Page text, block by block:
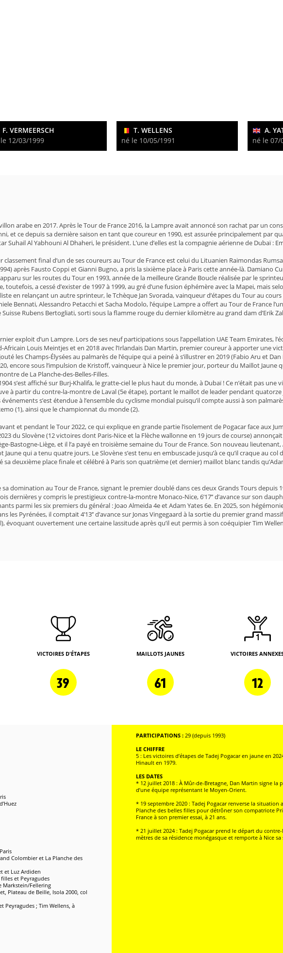
F. VERMEERSCH
12/03/1999
T. WELLENS
né le 10/05/1991
A.
né le 07/
arabe en 2017. Après le Tour de France 2016, la Lampre avait annoncé son rachat par un
et ce depuis sa dernière saison en tant que coureur en 1990, est assurée principalement par
Al Yabhouni Al Dhaheri, le président. L’une d’elles est la compagnie aérienne de Dubaï :
final d’un de ses coureurs au Tour de France est celui du Lituanien Raimondas
après Fausto Coppi et Gianni Bugno, a pris la sixième place à Paris cette année-là. Damiano
sur les routes du Tour en 1993, année de la meilleure Grande Boucle réalisée par le
a cessé d’exister de 1997 à 1999, au gré d’une fusion éphémère avec la Mapei, mais
en relançant un autre sprinteur, le Tchèque Jan Svorada, vainqueur d’étapes du Tour au
Bennati, Alessandro Petacchi et Sacha Modolo, l’équipe Lampre a offert au Tour de France
Rubens Bertogliati, sorti sous la flamme rouge du dernier kilomètre au grand dam d’Erik
exploit d’un Lampre. Lors de ses neuf participations sous l’appellation UAE Team Emirates,
Louis Meintjes et en 2018 avec l’Irlandais Dan Martin, premier coureur à apporter une
les Champs-Élysées au palmarès de l’équipe qui a peiné à s’illustrer en 2019 (Fabio Aru et
encore sous l’impulsion de Kristoff, vainqueur à Nice le premier jour, porteur du Maillot Jaune
de La Planche-des-Belles-Filles.
s’est affiché sur Burj-Khalifa, le gratte-ciel le plus haut du monde, à Dubaï ! Ce n’était pas une
à partir du contre-la-montre de Laval (5e étape), portant le maillot de leader pendant
événements s’est étendue à l’ensemble du cyclisme mondial puisqu’il compte aussi à son
(1), ainsi que le championnat du monde (2).
et pendant le Tour 2022, ce qui explique en grande partie l’isolement de Pogacar face aux
du Slovène (12 victoires dont Paris-Nice et la Flèche wallonne en 19 jours de course)
Bastogne-Liège, et il l’a payé en troisième semaine du Tour de France. Son nouveau
qui a tenu quatre jours. Le Slovène s’est tenu en embuscade jusqu’à ce qu’il craque au col
deuxième place finale et célébré à Paris son quatrième (et dernier) maillot blanc tandis
domination au Tour de France, signant le premier doublé dans ces deux Grands Tours depuis
y compris le prestigieux contre-la-montre Monaco-Nice, 6’17’’ d’avance sur son
parmi les six premiers du général : Joao Almeida 4e et Adam Yates 6e. En 2025, son
Pyrénées, il comptait 4’13’’ d’avance sur Jonas Vingegaard à la sortie du premier grand
évoquant ouvertement une certaine lassitude après qu’il eut permis à son coéquipier Tim
VICTOIRES D'ÉTAPES
39
MAILLOTS JAUNES
61
VICTOIRES
12
Colombier et La Planche des
et Luz Ardiden
et Peyragudes
Markstein/Fellering
Plateau de Beille, Isola 2000, col
Peyragudes ; Tim Wellens, à
PARTICIPATIONS : 29 (depuis 1993)
LE CHIFFRE
5 : Les victoires d’étapes de Tadej Pogacar en jaune en
Hinault en 1979.
LES DATES
* 12 juillet 2018 : À Mûr-de-Bretagne, Dan Martin signe la
d’une équipe représentant le Moyen-Orient.
* 19 septembre 2020 : Tadej Pogacar renverse la
Planche des belles filles pour détrôner son compatriote
France à son premier essai, à 21 ans.
* 21 juillet 2024 : Tadej Pogacar prend le départ du
mètres de sa résidence monégasque et remporte à Nice sa